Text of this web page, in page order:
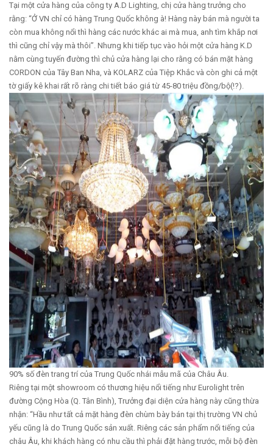
Tại một cửa hàng của công ty A.D Lighting, chị cửa hàng trưởng cho
rằng: “Ở VN chỉ có hàng Trung Quốc không à! Hàng này bán mà người ta
còn mua không nổi thì hàng các nước khác ai mà mua, anh tìm khắp nơi
thì cũng chỉ vậy mà thôi”. Nhưng khi tiếp tục vào hỏi một cửa hàng K.D
nằm cùng tuyến đường thì chủ cửa hàng lại cho rằng có bán mặt hàng
CORDON của Tây Ban Nha, và KOLARZ của Tiệp Khắc và còn ghi cả một
tờ giấy kê khai rất rõ ràng chi tiết báo giá từ 45-80 triệu đồng/bộ(!?).
90% số đèn trang trí của Trung Quốc nhái mẫu mã của Châu Âu.
Riêng tại một showroom có thương hiệu nổi tiếng như Eurolight trên
đường Cộng Hòa (Q. Tân Bình), Trưởng đại diện cửa hàng này cũng thừa
nhận: “Hầu như tất cả mặt hàng đèn chùm bày bán tại thị trường VN chủ
yếu cũng là do Trung Quốc sản xuất. Riêng các sản phẩm nổi tiếng của
châu Âu, khi khách hàng có nhu cầu thì phải đặt hàng trước, mỗi bộ đèn